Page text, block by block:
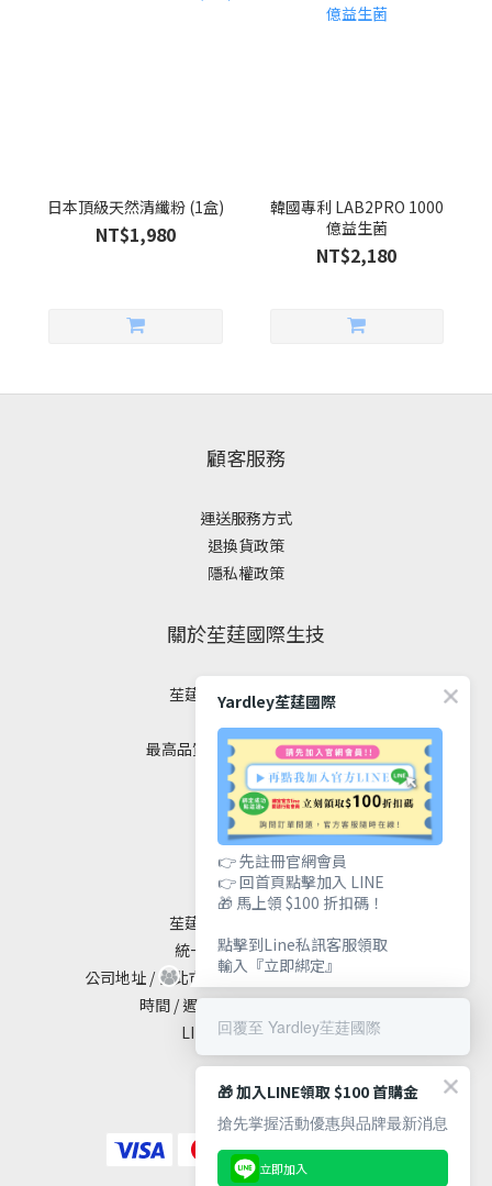
日本頂級天然清纖粉 (1盒)
NT$1,980
韓國專利 LAB2PRO 1000
億益生菌
NT$2,180
顧客服務
運送服務方式
退換貨政策
隱私權政策
關於苼莛國際生技
苼莛國際生技有限公司
最高品質｜安全｜健康｜美麗
聯絡我們
苼莛國際生技有限公司
統一編號 / 90615838
公司地址 / 台北市大安區敦化南路二段65號19樓
時間 / 週一至週五 10:00 - 18:00
LINE@ / @yardley
Yardley苼莛國際
👉 先註冊官網會員
👉 回首頁點擊加入 LINE
🎁 馬上領 $100 折扣碼！
點擊到Line私訊客服領取
輸入『立即綁定』
回覆至 Yardley苼莛國際
🎁 加入LINE領取 $100 首購金
搶先掌握活動優惠與品牌最新消息
立即加入